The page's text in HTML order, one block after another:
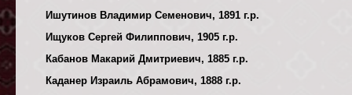
Ишутинов Владимир Семенович, 1891 г.р.
Ищуков Сергей Филиппович, 1905 г.р.
Кабанов Макарий Дмитриевич, 1885 г.р.
Каданер Израиль Абрамович, 1888 г.р.